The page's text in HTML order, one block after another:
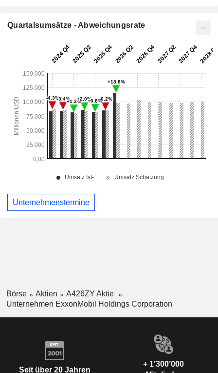
Quartalsumsätze - Abweichungsrate
Unternehmenstermine
Börse Aktien
A426ZY Aktie
Unternehmen ExxonMobil Holdings Corporation
Seit über 20 Jahren
+ 1’300’000